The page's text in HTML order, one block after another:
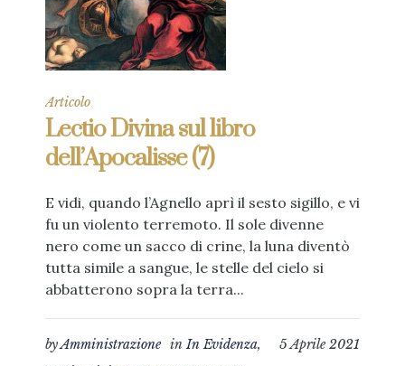
Articolo
Lectio Divina sul libro
dell’Apocalisse (7)
E vidi, quando l’Agnello aprì il sesto sigillo, e vi
fu un violento terremoto. Il sole divenne
nero come un sacco di crine, la luna diventò
tutta simile a sangue, le stelle del cielo si
abbatterono sopra la terra...
5 Aprile 2021
byAmministrazione inIn Evidenza,